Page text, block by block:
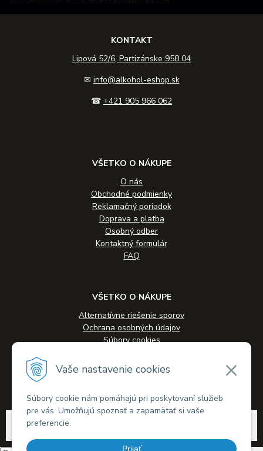
Vaše nastavenie cookies
Súbory cookie nám pomáhajú pri poskytovaní služieb
pre vás. Umožňujú spoznať a zapamätať si vaše
preferencie.
Prijať
KONTAKT
Lipová 52/6, Partizánske 958 04
✉ info@alkohol-eshop.sk
☎ +421 905 966 062
VŠETKO O NÁKUPE
O nás
Obchodné podmienky
Reklamačný poriadok
Doprava a platba
Osobný odber
Kontaktný formulár
FAQ
VŠETKO O NÁKUPE
Alternatívne riešenie sporov
Ochrana osobných údajov
Súbory cookies
Veľkoobchodná spolupráca
© 2026 Alkohol-eshop.sk •